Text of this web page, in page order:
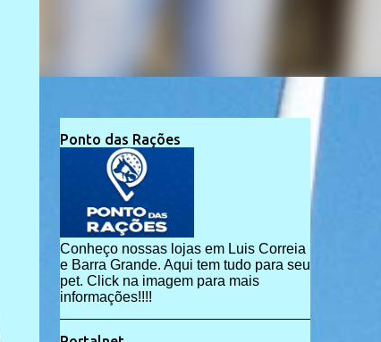
Ponto das Rações
Conheço nossas lojas em Luis Correia
e Barra Grande. Aqui tem tudo para seu
pet. Click na imagem para mais
informações!!!!